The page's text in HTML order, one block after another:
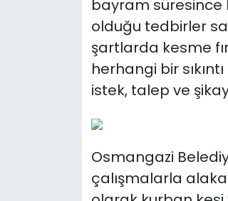
bayram süresince
olduğu tedbirler
şartlarda kesme
herhangi bir
istek, talep ve
Osmangazi
çalışmalarla